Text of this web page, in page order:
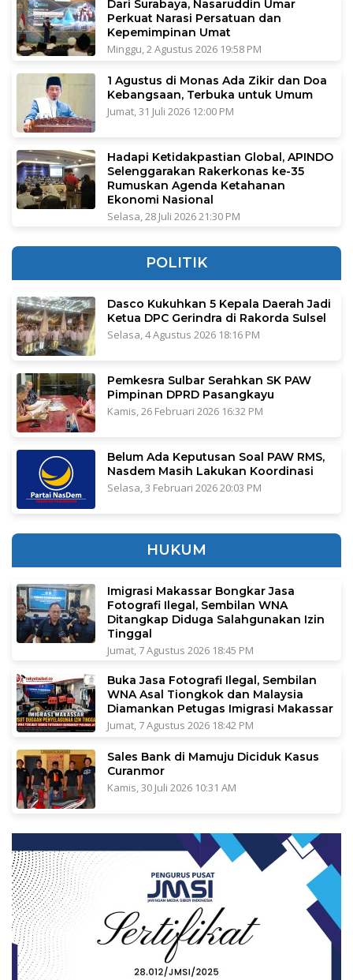
Dari Surabaya, Nasaruddin Umar
Perkuat Narasi Persatuan dan
Kepemimpinan Umat
Minggu, 2 Agustus 2026 19:58 PM
1 Agustus di Monas Ada Zikir dan Doa
Kebangsaan, Terbuka untuk Umum
Jumat, 31 Juli 2026 12:00 PM
Hadapi Ketidakpastian Global, APINDO
Selenggarakan Rakerkonas ke-35
Rumuskan Agenda Ketahanan
Ekonomi Nasional
Selasa, 28 Juli 2026 21:30 PM
POLITIK
Dasco Kukuhkan 5 Kepala Daerah Jadi
Ketua DPC Gerindra di Rakorda Sulsel
Selasa, 4 Agustus 2026 18:16 PM
Pemkesra Sulbar Serahkan SK PAW
Pimpinan DPRD Pasangkayu
Kamis, 26 Februari 2026 16:32 PM
Belum Ada Keputusan Soal PAW RMS,
Nasdem Masih Lakukan Koordinasi
Selasa, 3 Februari 2026 20:03 PM
HUKUM
Imigrasi Makassar Bongkar Jasa
Fotografi Ilegal, Sembilan WNA
Ditangkap Diduga Salahgunakan Izin
Tinggal
Jumat, 7 Agustus 2026 18:45 PM
Buka Jasa Fotografi Ilegal, Sembilan
WNA Asal Tiongkok dan Malaysia
Diamankan Petugas Imigrasi Makassar
Jumat, 7 Agustus 2026 18:42 PM
Sales Bank di Mamuju Diciduk Kasus
Curanmor
Kamis, 30 Juli 2026 10:31 AM